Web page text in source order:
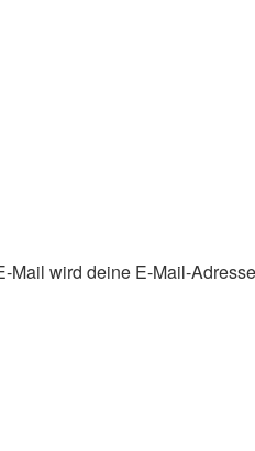
Mail wird deine E-Mail-